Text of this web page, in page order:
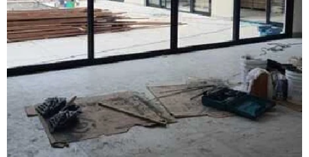
Fornecedor de esquadrias de alto padrão
Fornecedor de esquadrias de alumínio
Fornecedor de janela de alumínio sobreposta
Fornecedor de janela anti ruído
Fornecedor de janela sobreposta